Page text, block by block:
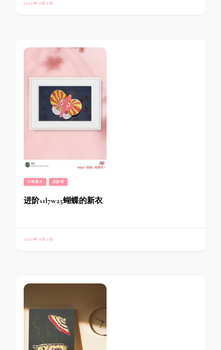
2022年 9月 2日
小熊美术 进阶课
进阶s1l7w25蝴蝶的新衣
2022年 9月 2日